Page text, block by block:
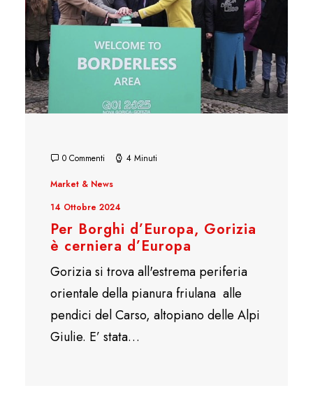
0 Commenti 4 Minuti
Market & News
14 Ottobre 2024
Per Borghi d’Europa, Gorizia
è cerniera d’Europa
Gorizia si trova all'estrema periferia
orientale della pianura friulana alle
pendici del Carso, altopiano delle Alpi
Giulie. E’ stata…